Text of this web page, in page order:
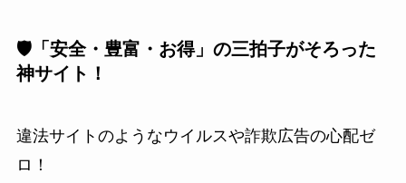
🛡️「安全・豊富・お得」の三拍子がそろった
神サイト！
違法サイトのようなウイルスや詐欺広告の心配ゼ
ロ！